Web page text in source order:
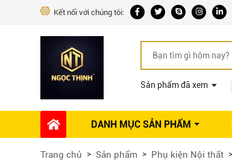
Kết nối với chúng tôi:
Sản phẩm đã xem
DANH MỤC SẢN PHẨM
Phụ kiện Nội thất
Ổ khóa tủ
Dự án thi công
Trang chủ Sản phẩm Phụ kiện Nội thất